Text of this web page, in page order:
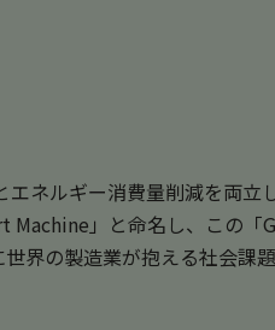
ネルギー消費量削減を両立
Machine」と命名し、この「
界の製造業が抱える社会課